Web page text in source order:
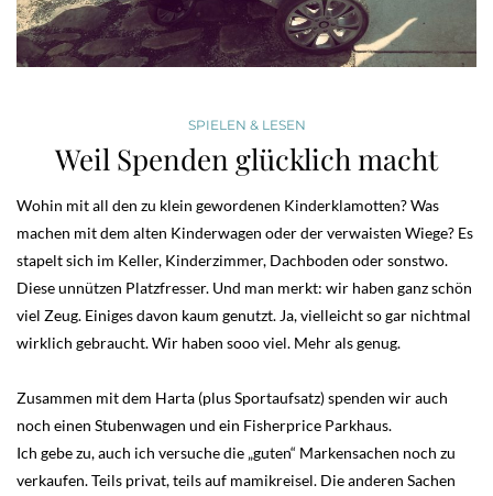
SPIELEN & LESEN
Weil Spenden glücklich macht
Wohin mit all den zu klein gewordenen Kinderklamotten? Was
machen mit dem alten Kinderwagen oder der verwaisten Wiege? Es
stapelt sich im Keller, Kinderzimmer, Dachboden oder sonstwo.
Diese unnützen Platzfresser. Und man merkt: wir haben ganz schön
viel Zeug. Einiges davon kaum genutzt. Ja, vielleicht so gar nichtmal
wirklich gebraucht. Wir haben sooo viel. Mehr als genug.
Zusammen mit dem Harta (plus Sportaufsatz) spenden wir auch
noch einen Stubenwagen und ein Fisherprice Parkhaus.
Ich gebe zu, auch ich versuche die „guten“ Markensachen noch zu
verkaufen. Teils privat, teils auf mamikreisel. Die anderen Sachen